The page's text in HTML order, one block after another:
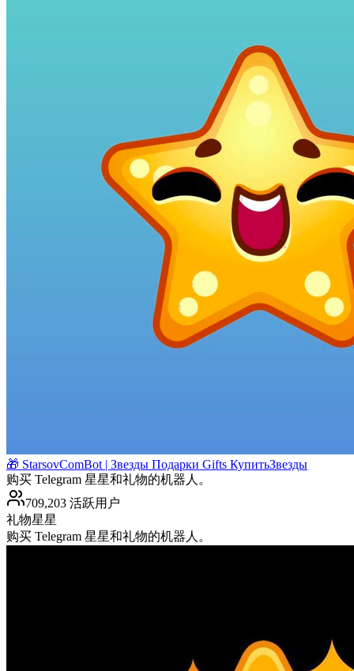
🎁 StarsovComBot | Звезды Подарки Gifts КупитьЗвезды
购买 Telegram 星星和礼物的机器人。
709,203 活跃用户
礼物星星
购买 Telegram 星星和礼物的机器人。